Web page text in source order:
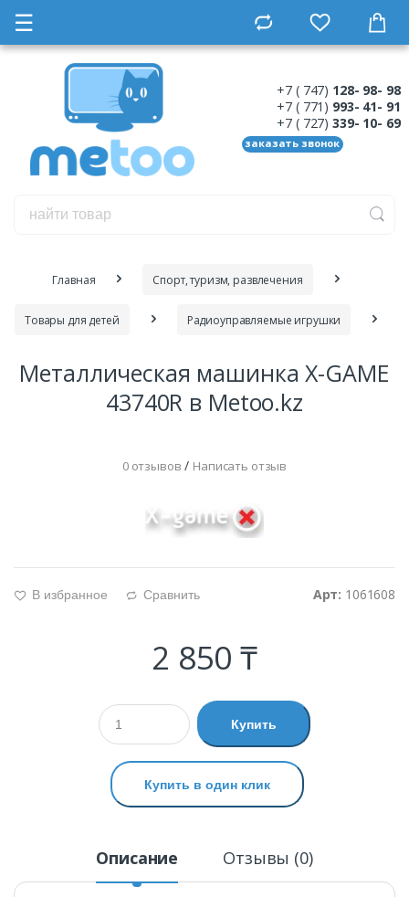
☰
+7 ( 747) 128- 98- 98
+7 ( 771) 993- 41- 91
+7 ( 727) 339- 10- 69
заказать звонок
Главная Спорт, туризм, развлечения
Товары для детей Радиоуправляемые игрушки
Металлическая машинка X-GAME
43740R в Metoo.kz
0 отзывов / Написать отзыв
Арт: 1061608
g В избранное d Сравнить
2 850 ₸
Купить
Купить в один клик
Описание Отзывы (0)